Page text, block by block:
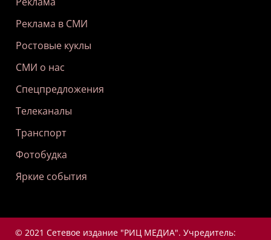
Реклама в СМИ
Ростовые куклы
СМИ о нас
Спецпредложения
Телеканалы
Транспорт
Фотобудка
Яркие события
© 2021 Сетевое издание "РИЦ МЕДИА". Учредитель: